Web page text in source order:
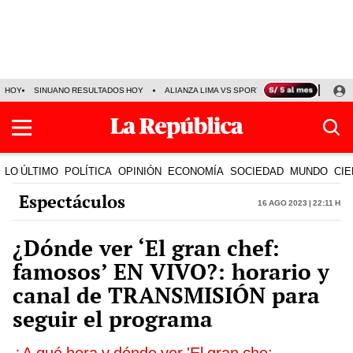
HOY SINUANO RESULTADOS HOY ALIANZA LIMA VS SPORT BOYS JORGE
LO ÚLTIMO POLÍTICA OPINIÓN ECONOMÍA SOCIEDAD MUNDO
Espectáculos 16 Ago 2023 | 22:11 h
¿Dónde ver ‘El gran chef:
famosos’ EN VIVO?: horario y
canal de TRANSMISIÓN para
seguir el programa